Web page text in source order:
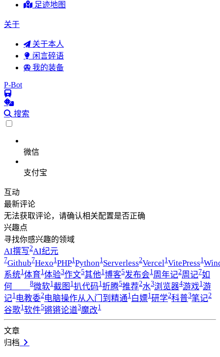
足迹地图
关于
关于本人
闲言碎语
我的装备
P-Bot
搜索
微信
支付宝
互动
最新评论
无法获取评论，请确认相关配置是否正确
兴趣点
寻找你感兴趣的领域
AI撰写2AI纪元
7Github7Hexo1PHP1Python1Serverless2Vercel 1VitePress1
系统1体育1体验3作文5其他1博客5发布会1周年记2周记7如
何____
8微软1截图 1扒代码1折腾5推荐2水3浏览器4游戏1游
记1 电教委2电脑操作从入门到精通1 白嫖1研学2科普3笔记2
谷歌1软件5锵锵论道3魔改1
文章
归档